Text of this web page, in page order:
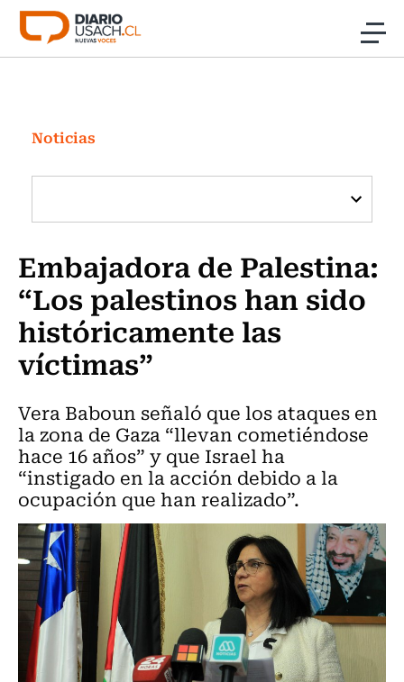
Click acá para ir directamente al contenido
Investigación
Cultura
Programas Radio y TV Usach
Noticias
Embajadora de Palestina:
“Los palestinos han sido
históricamente las
víctimas”
Vera Baboun señaló que los ataques en
la zona de Gaza “llevan cometiéndose
hace 16 años” y que Israel ha
“instigado en la acción debido a la
ocupación que han realizado”.